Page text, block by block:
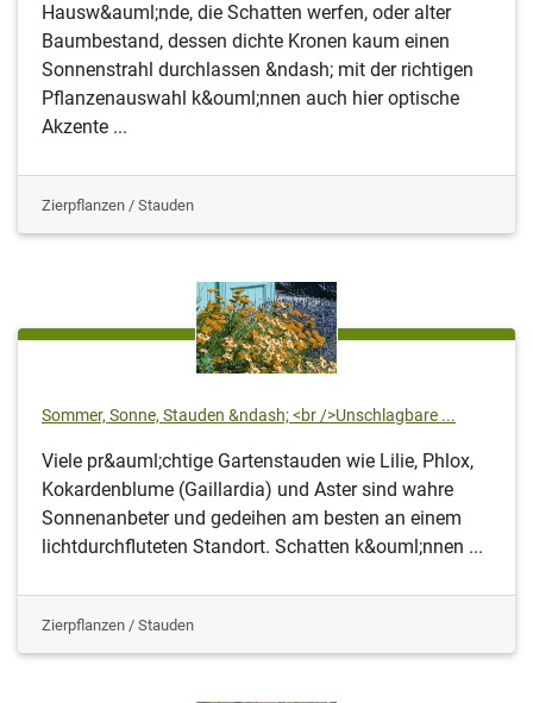
Hausw&auml;nde, die Schatten werfen, oder alter
Baumbestand, dessen dichte Kronen kaum einen
Sonnenstrahl durchlassen &ndash; mit der richtigen
Pflanzenauswahl k&ouml;nnen auch hier optische
Akzente ...
Zierpflanzen / Stauden
Sommer, Sonne, Stauden &ndash; <br />Unschlagbare ...
Viele pr&auml;chtige Gartenstauden wie Lilie, Phlox,
Kokardenblume (Gaillardia) und Aster sind wahre
Sonnenanbeter und gedeihen am besten an einem
lichtdurchfluteten Standort. Schatten k&ouml;nnen ...
Zierpflanzen / Stauden